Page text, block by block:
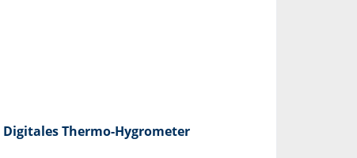
Digitales Thermo-Hygrometer